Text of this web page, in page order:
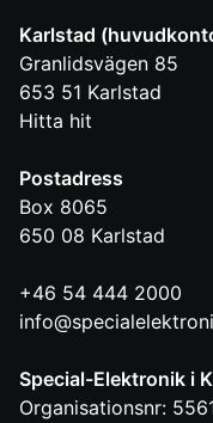
Karlstad
Granlidsvägen 85
653 51 Karlstad
Hitta hit
Postadress
Box 8065
650 08 Karlstad
+46 54 444 2000
Special-Elektronik i
Organisationsnr: